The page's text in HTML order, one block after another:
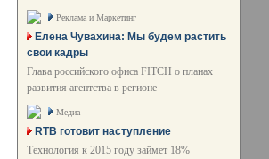
Реклама и Маркетинг
Елена Чувахина: Мы будем растить
свои кадры
Глава российского офиса FITCH о планах
развития агентства в регионе
Медиа
RTB готовит наступление
Технология к 2015 году займет 18%